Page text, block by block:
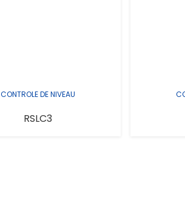
CONTROLE DE NIVEAU
RSLC3